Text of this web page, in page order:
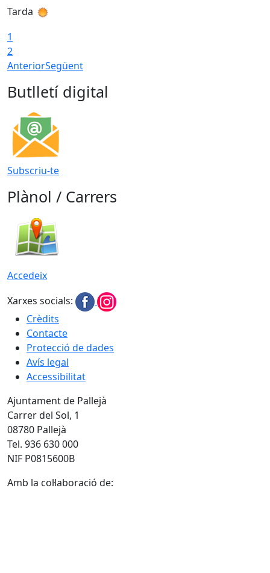
Tarda
1
2
AnteriorSegüent
Butlletí digital
Subscriu-te
Plànol / Carrers
Accedeix
Xarxes socials:
Crèdits
Contacte
Protecció de dades
Avís legal
Accessibilitat
Ajuntament de Pallejà
Carrer del Sol, 1
08780 Pallejà
Tel. 936 630 000
NIF P0815600B
Amb la col·laboració de: